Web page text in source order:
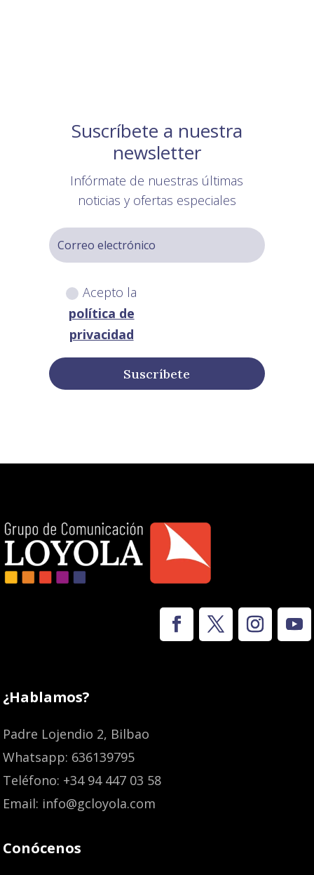
Suscríbete a nuestra
newsletter
Infórmate de nuestras últimas
noticias y ofertas especiales
Acepto la
política de
privacidad
Suscríbete
¿Hablamos?
Padre Lojendio 2, Bilbao
Whatsapp: 636139795
Teléfono: +34 94 447 03 58
Email: info@gcloyola.com
Conócenos